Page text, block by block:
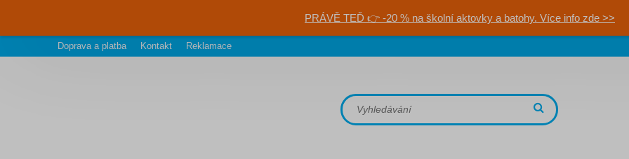
PRÁVĚ TEĎ 👉 -20 % na školní aktovky a batohy. Více info zde >>
Doprava a platba Kontakt Reklamace